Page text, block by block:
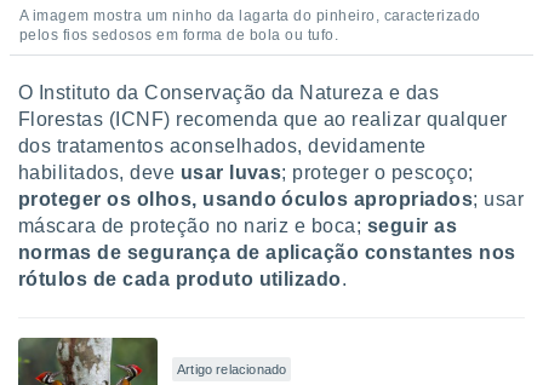
A imagem mostra um ninho da lagarta do pinheiro, caracterizado
pelos fios sedosos em forma de bola ou tufo.
O Instituto da Conservação da Natureza e das
Florestas (ICNF) recomenda que ao realizar qualquer
dos tratamentos aconselhados, devidamente
habilitados, deve usar luvas; proteger o pescoço;
proteger os olhos, usando óculos apropriados; usar
máscara de proteção no nariz e boca; seguir as
normas de segurança de aplicação constantes nos
rótulos de cada produto utilizado.
Artigo relacionado